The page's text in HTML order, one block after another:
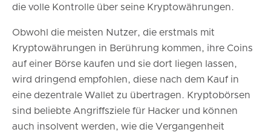
die volle Kontrolle über seine Kryptowährungen.
Obwohl die meisten Nutzer, die erstmals mit
Kryptowährungen in Berührung kommen, ihre Coins
auf einer Börse kaufen und sie dort liegen lassen,
wird dringend empfohlen, diese nach dem Kauf in
eine dezentrale Wallet zu übertragen. Kryptobörsen
sind beliebte Angriffsziele für Hacker und können
auch insolvent werden, wie die Vergangenheit